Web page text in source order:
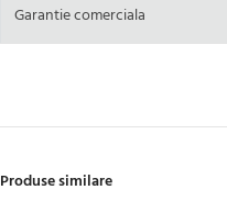
Garantie comerciala
Produse similare